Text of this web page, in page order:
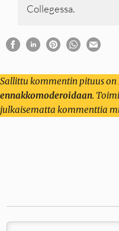
Collegessa.
Sallittu kommentin pituus on
ennakkomoderoidaan.
julkaisematta kommenttia